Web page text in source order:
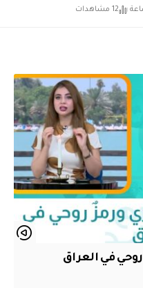
12 مشاهدات
في العراق